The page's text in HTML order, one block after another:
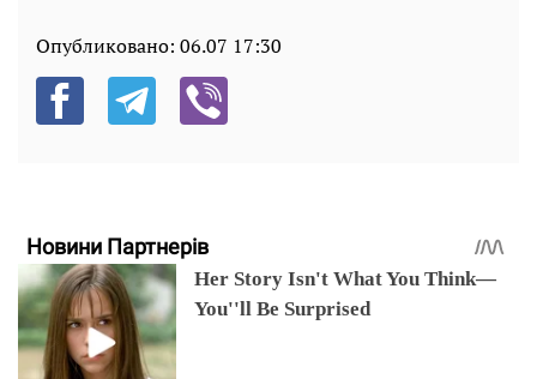
Опубликовано: 06.07 17:30